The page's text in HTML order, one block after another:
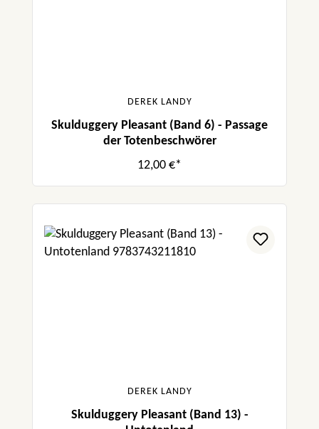
DEREK LANDY
Skulduggery Pleasant (Band 6) - Passage
der Totenbeschwörer
12,00 €*
DEREK LANDY
Skulduggery Pleasant (Band 13) -